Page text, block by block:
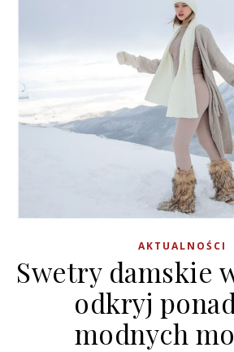
AKTUALNOŚCI
Swetry damskie
odkryj
modnych